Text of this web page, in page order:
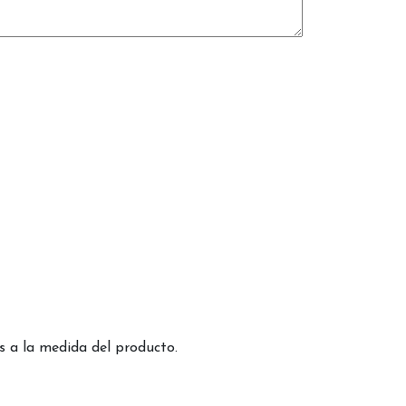
a la medida del producto.